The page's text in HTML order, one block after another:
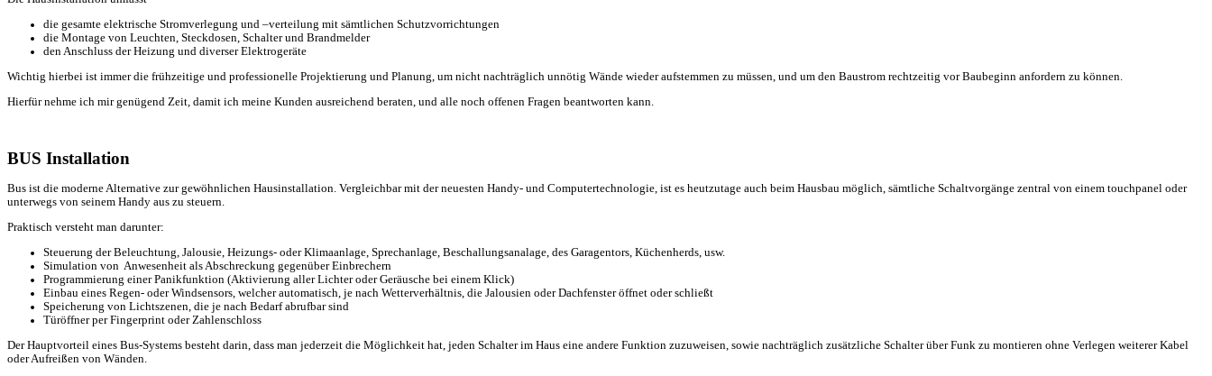
die gesamte elektrische Stromverlegung und –verteilung mit sämtlichen Schutzvorrichtungen
die Montage von Leuchten, Steckdosen, Schalter und Brandmelder
den Anschluss der Heizung und diverser Elektrogeräte
Wichtig hierbei ist immer die frühzeitige und professionelle Projektierung und Planung, um nicht nachträglich unnötig Wände wieder aufstemmen zu müssen, und um den Baustrom rechtzeitig vor Baubeginn anfordern zu können.
Hierfür nehme ich mir genügend Zeit, damit ich meine Kunden ausreichend beraten, und alle noch offenen Fragen beantworten kann.
BUS Installation
Bus ist die moderne Alternative zur gewöhnlichen Hausinstallation. Vergleichbar mit der neuesten Handy- und Computertechnologie, ist es heutzutage auch beim Hausbau möglich, sämtliche Schaltvorgänge zentral von einem touchpanel oder
unterwegs von seinem Handy aus zu steuern.
Praktisch versteht man darunter:
Steuerung der Beleuchtung, Jalousie, Heizungs- oder Klimaanlage, Sprechanlage, Beschallungsanalage, des Garagentors, Küchenherds, usw.
Simulation von Anwesenheit als Abschreckung gegenüber Einbrechern
Programmierung einer Panikfunktion (Aktivierung aller Lichter oder Geräusche bei einem Klick)
Einbau eines Regen- oder Windsensors, welcher automatisch, je nach Wetterverhältnis, die Jalousien oder Dachfenster öffnet oder schließt
Speicherung von Lichtszenen, die je nach Bedarf abrufbar sind
Türöffner per Fingerprint oder Zahlenschloss
Der Hauptvorteil eines Bus-Systems besteht darin, dass man jederzeit die Möglichkeit hat, jeden Schalter im Haus eine andere Funktion zuzuweisen, sowie nachträglich zusätzliche Schalter über Funk zu montieren ohne Verlegen weiterer Kabel
oder Aufreißen von Wänden.